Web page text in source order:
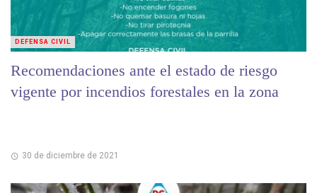
Recomendaciones ante el estado de riesgo
vigente por incendios forestales en la zona
30 de diciembre de 2021
DEFENSA CIVIL